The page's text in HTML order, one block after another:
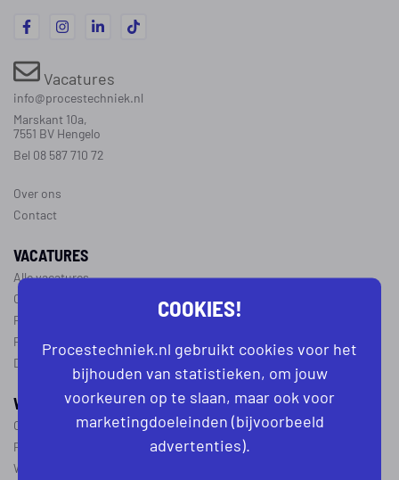
Vacatures
info@procestechniek.nl
Marskant 10a,
7551 BV Hengelo
Bel 08 587 710 72
Over ons
Contact
VACATURES
Alle vacatures
Operator vacatures
Productiemedewerker vacatures
Ploegleider vacatures
Dagdienst vacatures
WERKEN IN DE PROCESTECHNIEK
Over de procestechniek
Ploegendienst
Wat is een procesoperator
COOKIES!
Procestechniek.nl gebruikt cookies voor het
bijhouden van statistieken, om jouw
voorkeuren op te slaan, maar ook voor
marketingdoeleinden (bijvoorbeeld
advertenties).